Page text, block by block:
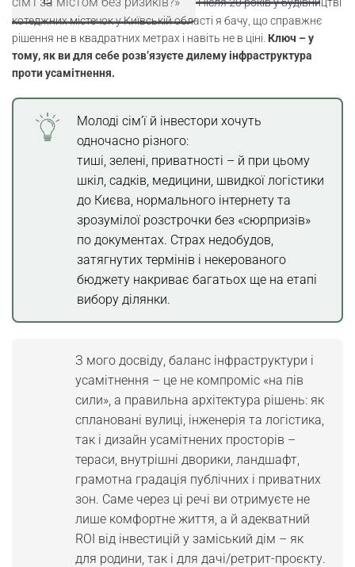
Дизайн усамітнених просторів для
дистанційної роботи
Інфраструктура для дистанційної роботи в
Автономна інфраструктура: LTE/5G чи
супутниковий інтернет?
Порівняльна таблиця режимів
Скільки коштує будівництво будинку під
ключ?
Інвестиції в інфраструктуру vs user
experience: ROI
Дача як ретрит для інвесторів
KPI: CAC/LTV для інвестора
Як оформити розстрочку без ризиків?
Логістика та безпека у приватних
локаціях
Ризики в усамітнених просторах – як
котеджних містечок у Київській області я бачу, що справжнє
рішення не в квадратних метрах і навіть не в ціні. Ключ – у
тому, як ви для себе розв’язуєте дилему інфраструктура
проти усамітнення.
Молоді сім’ї й інвестори хочуть
одночасно різного:
тиші, зелені, приватності – й при цьому
шкіл, садків, медицини, швидкої логістики
до Києва, нормального інтернету та
зрозумілої розстрочки без «сюрпризів»
по документах. Страх недобудов,
затягнутих термінів і некерованого
бюджету накриває багатьох ще на етапі
вибору ділянки.
З мого досвіду, баланс інфраструктури і
усамітнення – це не компроміс «на пів
сили», а правильна архітектура рішень: як
сплановані вулиці, інженерія та логістика,
так і дизайн усамітнених просторів –
тераси, внутрішні дворики, ландшафт,
грамотна градація публічних і приватних
зон. Саме через ці речі ви отримуєте не
лише комфортне життя, а й адекватний
ROI від інвестицій у заміський дім – як
для родини, так і для дачі/ретрит-проєкту.